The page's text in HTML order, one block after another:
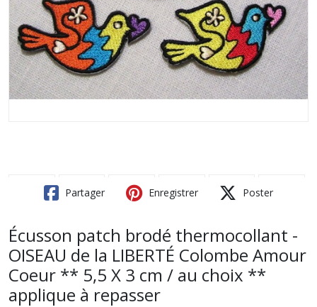
Partager Enregistrer Poster
Écusson patch brodé thermocollant -
OISEAU de la LIBERTÉ Colombe Amour
Coeur ** 5,5 X 3 cm / au choix **
applique à repasser